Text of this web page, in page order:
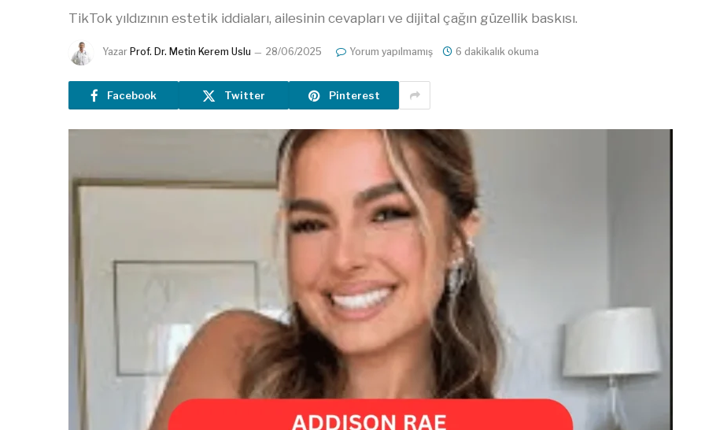
TikTok yıldızının estetik iddiaları, ailesinin cevapları ve dijital çağın güzellik baskısı.
Yazar Prof. Dr. Metin Kerem Uslu 28/06/2025 Yorum yapılmamış 6 dakikalık okuma
Facebook Twitter Pinterest